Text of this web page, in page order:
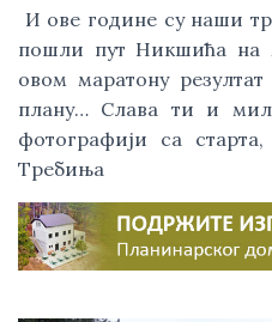
пошли пут Никшића на
овом маратону
плану… Слава ти и
фотографији са
Требиња